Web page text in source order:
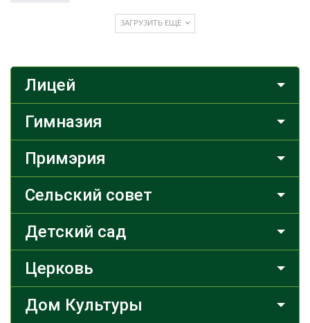
ЗАГРУЗИТЬ ЕЩЁ
Лицей
Гимназия
Примэрия
Сельский совет
Детский сад
Церковь
Дом Культуры